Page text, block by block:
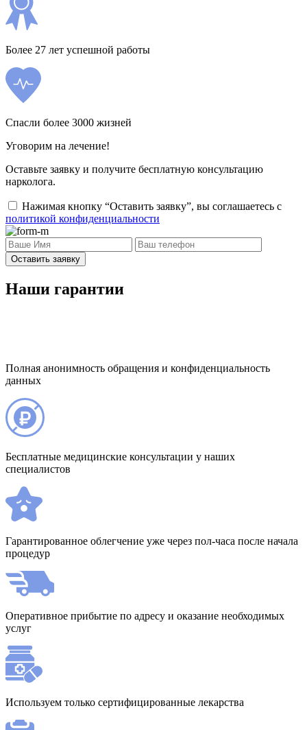
Более 27 лет успешной работы
Спасли более 3000 жизней
Уговорим на лечение!
Оставьте заявку и получите бесплатную консультацию
нарколога.
Нажимая кнопку “Оставить заявку”, вы соглашаетесь с
политикой конфиденциальности
Оставить заявку
Наши гарантии
Полная анонимность обращения и конфиденциальность
данных
Бесплатные медицинские консультации у наших
специалистов
Гарантированное облегчение уже через пол-часа после начала
процедур
Оперативное прибытие по адресу и оказание необходимых
услуг
Используем только сертифицированные лекарства